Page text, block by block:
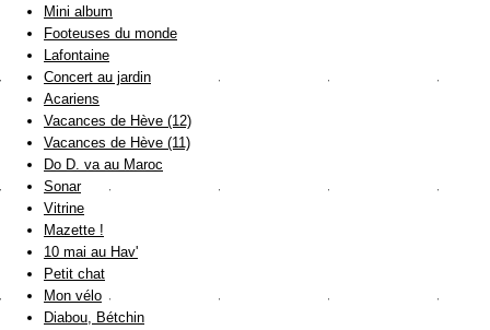
Mini album
Footeuses du monde
Lafontaine
Concert au jardin
Acariens
Vacances de Hève (12)
Vacances de Hève (11)
Do D. va au Maroc
Sonar
Vitrine
Mazette !
10 mai au Hav'
Petit chat
Mon vélo
Diabou, Bétchin